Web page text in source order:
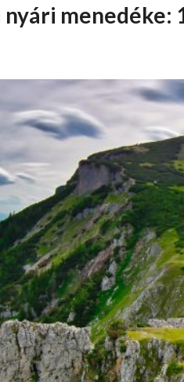
menedéke: